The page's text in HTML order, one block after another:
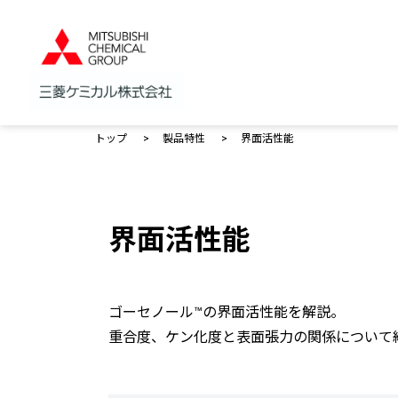
トップ 製品特性 界面活性能
界面活性能
ゴーセノール™の界面活性能を解説。
重合度、ケン化度と表面張力の関係について